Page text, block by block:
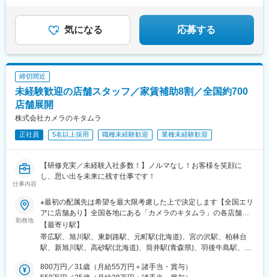
に、気軽に当店に立ち寄る方が増加中。さらなる企業拡大を目指
しています。
府中駅(東京都)、聖蹟桜ケ丘駅、上野御徒町駅、豊洲駅、二子玉川
駅、三軒茶屋駅、田園調布駅、町田駅、すずかけ台駅、溝の口
駅、川崎駅、相模大野駅、中山駅(神奈川県)、二俣川駅、十日市場
垣駅、田神駅、糸貫駅、名電各務原駅、北方真桑駅、庄内通駅、
りんくう常滑駅、大府駅、日進駅(愛知県)、刈谷駅、喜多山駅(愛
知県)、町方駅、荒子川公園駅、小牧駅、稲沢駅、新守山駅、荒子
駅、鶴舞駅、観音寺駅(愛知県)、平田町駅、桔梗が丘駅、南が丘
駅、堅田駅、野洲駅、瀬田駅(滋賀県)、堺東駅、大正駅(大阪府)、
川西駅(大阪府)、河内長野駅、深江橋駅、日根野駅、堺駅、万博記
念公園駅、富木駅、池田駅(大阪府)、南ウッディタウン駅、三田駅
県庁通り駅、矢賀駅、下祇園駅、宇品三丁目駅、楽々園駅、比治
山下駅、南岩国駅、周防花岡駅、柳井駅、今治駅、御井駅、平和
駅、小倉駅(福岡県)、熊西駅、スペースワールド駅、原田駅(福岡
県)、橋本駅(福岡県)、唐人町駅、天神駅、鳥栖駅、道ノ尾駅、長
崎駅(長崎県)、神泉駅、新宿駅(東京メトロ)、東銀座駅、奥沢駅、
長堀橋駅、本川越駅、新越谷駅、市川真間駅、船橋駅、京成稲毛
駅、東海神駅、京王八王子駅、つつじケ丘駅、府中競馬正門前
駅、御徒町駅、新豊洲駅、西太子堂駅、武蔵溝ノ口駅、京急川崎
駅、石上駅、江端駅、加納駅(岐阜県)、各務ケ原駅、津島駅、ドー
気になる 応募する
締切間近
未経験歓迎の店舗スタッフ／家賃補助8割／全国約700
店舗展開
株式会社カメラのキタムラ
正社員 5名以上採用 職種未経験歓迎 業種未経験歓迎
仕事内容
【研修充実／未経験入社多数！】ノルマなし！お客様を笑顔に
し、思い出を未来に残す仕事です！
勤務地
※最初の配属先は希望を最大限考慮した上で決定します【全国エリ
アに店舗あり】全国各地にある「カメラのキタムラ」の各店舗へ
配属となります。※転勤あり★「家賃8割補助」「引越し費用全額
負担」など、転勤の負担が少なくなるサポートをしっかりとご用
意しています。★自動車通勤可（店舗による）・駐車場あり（店
https://sss.kitamura.jp/※下記に記載の【勤務地一覧】住所につきま
【最寄り駅】
帯広駅、旭川駅、東釧路駅、元町駅(北海道)、宮の沢駅、柏林台
駅、新旭川駅、高砂駅(北海道)、筒井駅(青森県)、羽後牛島駅、土
駅、酒田駅、羽前千歳駅、福島駅(福島県)、いわき駅、郡山駅(福
800万円／31歳（月給55万円＋諸手当・賞与）